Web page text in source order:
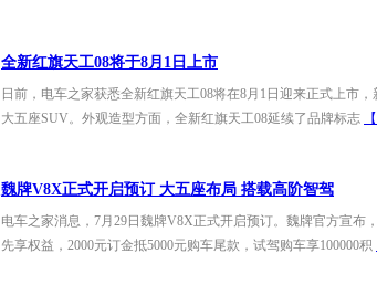
全新红旗天工08将于8月1日上市
日前，电车之家获悉全新红旗天工08将在8月1日迎来正式上市
大五座SUV。外观造型方面，全新红旗天工08延续了品牌标志
魏牌V8X正式开启预订 大五座布局 搭载高阶智驾
电车之家消息，7月29日魏牌V8X正式开启预订。魏牌官方宣布
先享权益，2000元订金抵5000元购车尾款，试驾购车享100000积